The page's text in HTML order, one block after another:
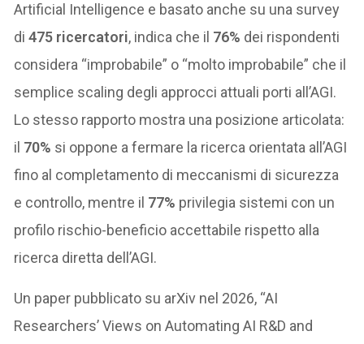
Artificial Intelligence e basato anche su una survey
di475 ricercatori, indica che il 76% dei rispondenti
considera “improbabile” o “molto improbabile” che il
semplice scaling degli approcci attuali porti all’AGI.
Lo stesso rapporto mostra una posizione articolata:
il 70% si oppone a fermare la ricerca orientata all’AGI
fino al completamento di meccanismi di sicurezza
e controllo, mentre il 77% privilegia sistemi con un
profilo rischio-beneficio accettabile rispetto alla
ricerca diretta dell’AGI.
Un paper pubblicato su arXiv nel 2026, “AI
Researchers’ Views on Automating AI R&D and